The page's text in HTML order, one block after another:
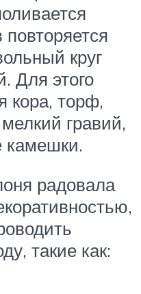
круг
Для этого
кора, торф,
гравий,
камешки.
радовала
такие как: